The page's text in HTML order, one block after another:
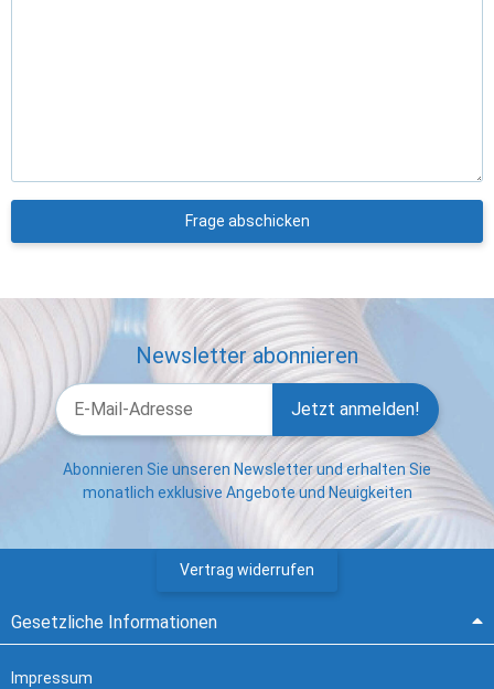
Frage abschicken
Newsletter abonnieren
Jetzt anmelden!
Abonnieren Sie unseren Newsletter und erhalten Sie
monatlich exklusive Angebote und Neuigkeiten
Vertrag widerrufen
Gesetzliche Informationen
Impressum